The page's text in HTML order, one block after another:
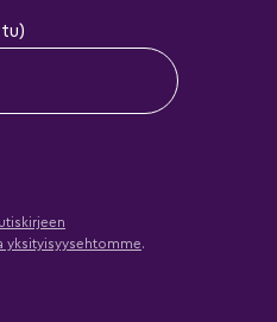
yksityisyysehtomme.